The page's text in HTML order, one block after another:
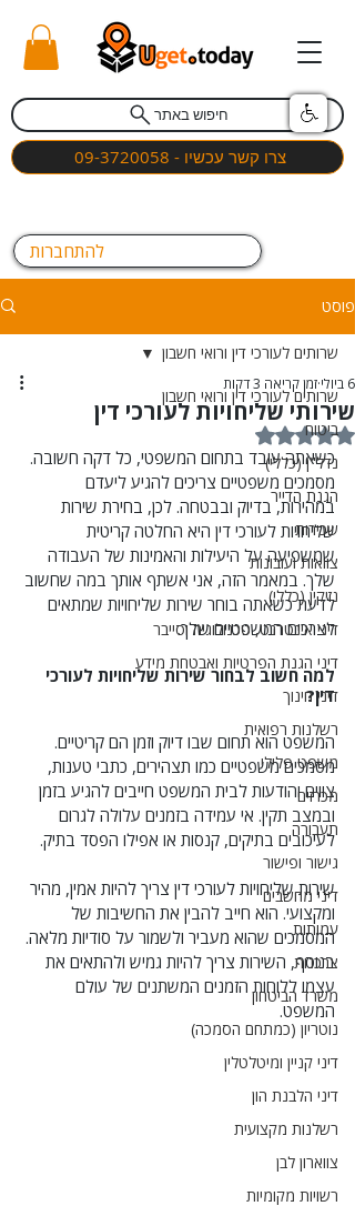
חיפוש באתר
צרו קשר עכשיו - 09-3720058
להתחברות
פוסט
שרותים לעורכי דין ורואי חשבון
ביטוח
נדל"ן (כללי)
הגנת הדייר
שכירות
צוואות ועזבונות
נזיקין (כללי)
דיני אינטרנט, טכנולוגיה וסייבר
דיני הגנת הפרטיות ואבטחת מידע
דיני חינוך
רשלנות רפואית
משפט פלילי
מכרזים
תעבורה
גישור ופישור
דיני מחשבים
עמותות
צרכנות
משרד הביטחון
נוטריון (כמתחם הסמכה)
דיני קניין ומיטלטלין
דיני הלבנת הון
רשלנות מקצועית
צווארון לבן
רשויות מקומיות
שרותים לעורכי דין ורואי חשבון
שירותי שליחויות לעורכי דין
6 ביולי זמן קריאה 3 דקות
דירוג של NaN מתוך 5 כוכבים
כשאתה עובד בתחום המשפטי, כל דקה חשובה.
מסמכים משפטיים צריכים להגיע ליעדם
במהירות, בדיוק ובבטחה. לכן, בחירת שירות
שליחויות לעורכי דין היא החלטה קריטית
שמשפיעה על היעילות והאמינות של העבודה
שלך. במאמר הזה, אני אשתף אותך במה שחשוב
לדעת כשאתה בוחר שירות שליחויות שמתאים
לצרכים המשפטיים שלך.
למה חשוב לבחור שירות שליחויות לעורכי
דין?
המשפט הוא תחום שבו דיוק וזמן הם קריטיים.
מסמכים משפטיים כמו תצהירים, כתבי טענות,
צווים והודעות לבית המשפט חייבים להגיע בזמן
ובמצב תקין. אי עמידה בזמנים עלולה לגרום
לעיכובים בתיקים, קנסות או אפילו הפסד בתיק.
שירות שליחויות לעורכי דין צריך להיות אמין, מהיר
ומקצועי. הוא חייב להבין את החשיבות של
המסמכים שהוא מעביר ולשמור על סודיות מלאה.
בנוסף, השירות צריך להיות גמיש ולהתאים את
עצמו ללוחות הזמנים המשתנים של עולם
המשפט.